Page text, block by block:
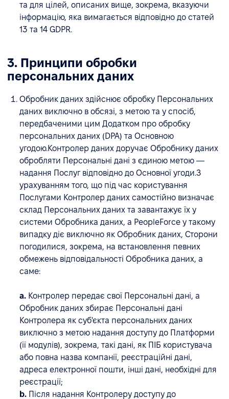
та для цілей, описаних вище, зокрема, вказуючи
інформацію, яка вимагається відповідно до статей
13 та 14 GDPR.
3. Принципи обробки
персональних даних
Обробник даних здійснює обробку Персональних
даних виключно в обсязі, з метою та у спосіб,
передбаченими цим Додатком про обробку
персональних даних (DPA) та Основною
угодою.Контролер даних доручає Обробнику даних
обробляти Персональні дані з єдиною метою —
надання Послуг відповідно до Основної угоди.З
урахуванням того, що під час користування
Послугами Контролер даних самостійно визначає
склад Персональних даних та завантажує їх у
системи Обробника даних, а PeopleForce у такому
випадку діє виключно як Обробник даних, Сторони
погодилися, зокрема, на встановлення певних
обмежень відповідальності Обробника даних, а
саме:
a. Контролер передає свої Персональні дані, а
Обробник даних збирає Персональні дані
Контролера як суб'єкта персональних даних
виключно з метою надання доступу до Платформи
(її модулів), зокрема, такі дані, як ПІБ користувача
або повна назва компанії, реєстраційні дані,
адреса електронної пошти, інші дані, необхідні для
реєстрації;
b. Після надання Контролеру доступу до